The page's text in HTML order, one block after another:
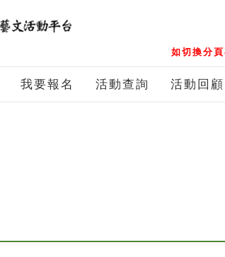
如切換分
我要報名 活動查詢 活動回顧